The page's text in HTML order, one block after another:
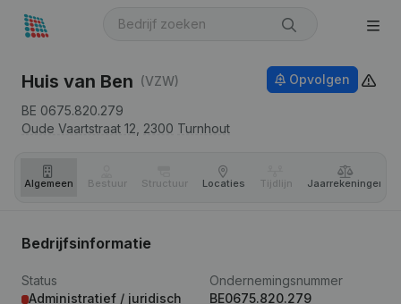
Huis van Ben (VZW)
BE 0675.820.279
Oude Vaartstraat 12, 2300 Turnhout
Opvolgen
Algemeen Bestuur Structuur Locaties Tijdlijn Jaar­rekeningen
Bedrijfsinformatie
Status
Administratief / juridisch
Ondernemingsnummer
BE0675.820.279